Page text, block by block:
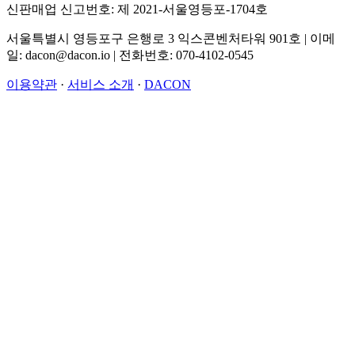
신판매업 신고번호: 제 2021-서울영등포-1704호
서울특별시 영등포구 은행로 3 익스콘벤처타워 901호 | 이메
일: dacon@dacon.io | 전화번호: 070-4102-0545
이용약관 · 서비스 소개 · DACON